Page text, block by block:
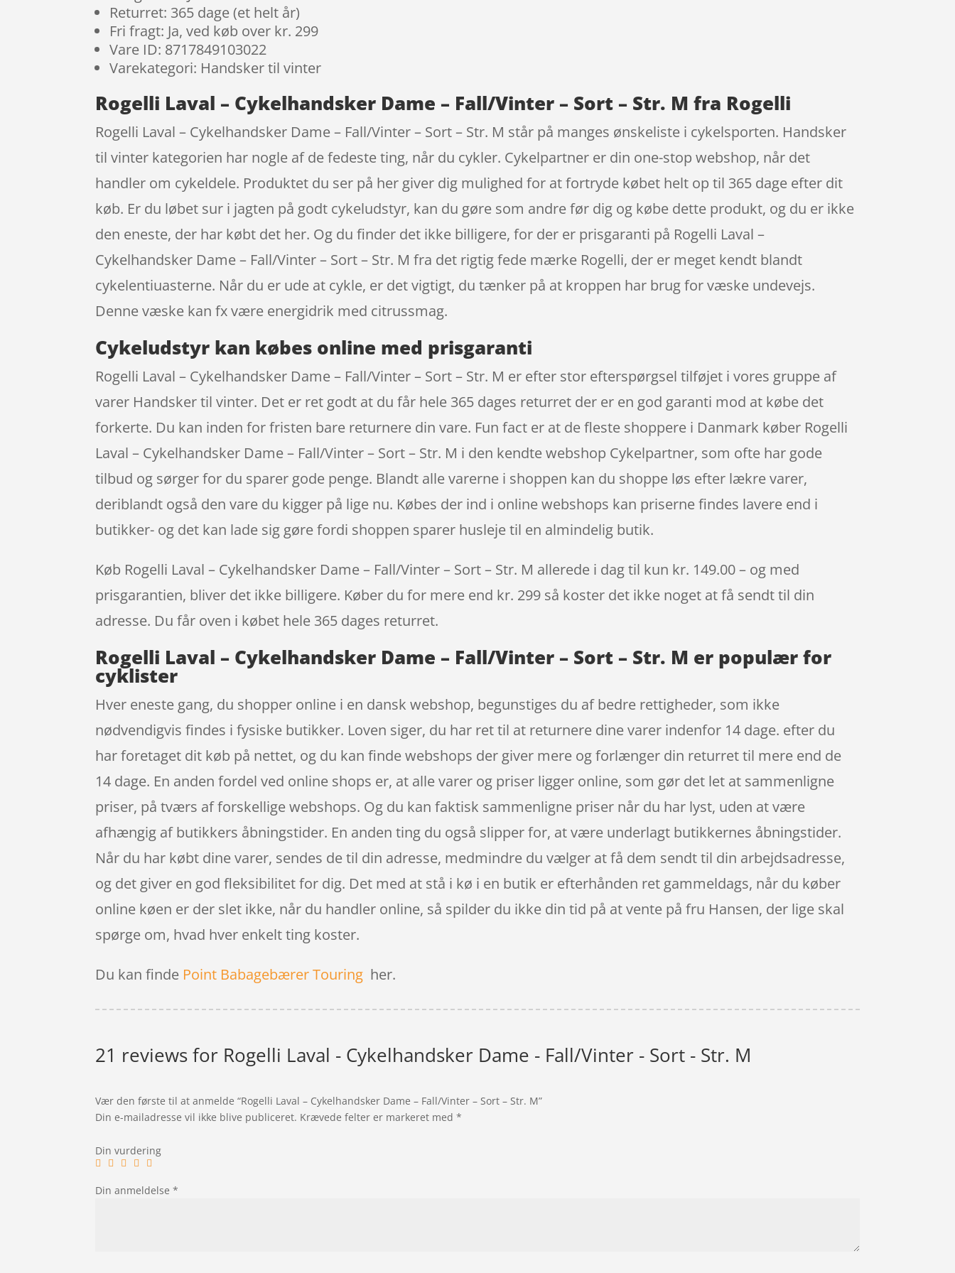
Returret: 365 dage (et helt år)
Fri fragt: Ja, ved køb over kr. 299
Vare ID: 8717849103022
Varekategori: Handsker til vinter
Rogelli Laval – Cykelhandsker Dame – Fall/Vinter – Sort – Str. M fra Rogelli
Rogelli Laval – Cykelhandsker Dame – Fall/Vinter – Sort – Str. M står på manges ønskeliste i cykelsporten. Handsker
til vinter kategorien har nogle af de fedeste ting, når du cykler. Cykelpartner er din one-stop webshop, når det
handler om cykeldele. Produktet du ser på her giver dig mulighed for at fortryde købet helt op til 365 dage efter dit
køb. Er du løbet sur i jagten på godt cykeludstyr, kan du gøre som andre før dig og købe dette produkt, og du er ikke
den eneste, der har købt det her. Og du finder det ikke billigere, for der er prisgaranti på Rogelli Laval –
Cykelhandsker Dame – Fall/Vinter – Sort – Str. M fra det rigtig fede mærke Rogelli, der er meget kendt blandt
cykelentiuasterne. Når du er ude at cykle, er det vigtigt, du tænker på at kroppen har brug for væske undevejs.
Denne væske kan fx være energidrik med citrussmag.
Cykeludstyr kan købes online med prisgaranti
Rogelli Laval – Cykelhandsker Dame – Fall/Vinter – Sort – Str. M er efter stor efterspørgsel tilføjet i vores gruppe af
varer Handsker til vinter. Det er ret godt at du får hele 365 dages returret der er en god garanti mod at købe det
forkerte. Du kan inden for fristen bare returnere din vare. Fun fact er at de fleste shoppere i Danmark køber Rogelli
Laval – Cykelhandsker Dame – Fall/Vinter – Sort – Str. M i den kendte webshop Cykelpartner, som ofte har gode
tilbud og sørger for du sparer gode penge. Blandt alle varerne i shoppen kan du shoppe løs efter lækre varer,
deriblandt også den vare du kigger på lige nu. Købes der ind i online webshops kan priserne findes lavere end i
butikker- og det kan lade sig gøre fordi shoppen sparer husleje til en almindelig butik.
Køb Rogelli Laval – Cykelhandsker Dame – Fall/Vinter – Sort – Str. M allerede i dag til kun kr. 149.00 – og med
prisgarantien, bliver det ikke billigere. Køber du for mere end kr. 299 så koster det ikke noget at få sendt til din
adresse. Du får oven i købet hele 365 dages returret.
Rogelli Laval – Cykelhandsker Dame – Fall/Vinter – Sort – Str. M er populær for
cyklister
Hver eneste gang, du shopper online i en dansk webshop, begunstiges du af bedre rettigheder, som ikke
nødvendigvis findes i fysiske butikker. Loven siger, du har ret til at returnere dine varer indenfor 14 dage. efter du
har foretaget dit køb på nettet, og du kan finde webshops der giver mere og forlænger din returret til mere end de
14 dage. En anden fordel ved online shops er, at alle varer og priser ligger online, som gør det let at sammenligne
priser, på tværs af forskellige webshops. Og du kan faktisk sammenligne priser når du har lyst, uden at være
afhængig af butikkers åbningstider. En anden ting du også slipper for, at være underlagt butikkernes åbningstider.
Når du har købt dine varer, sendes de til din adresse, medmindre du vælger at få dem sendt til din arbejdsadresse,
og det giver en god fleksibilitet for dig. Det med at stå i kø i en butik er efterhånden ret gammeldags, når du køber
online køen er der slet ikke, når du handler online, så spilder du ikke din tid på at vente på fru Hansen, der lige skal
spørge om, hvad hver enkelt ting koster.
Du kan finde Point Babagebærer Touring her.
21 reviews for Rogelli Laval - Cykelhandsker Dame - Fall/Vinter - Sort - Str. M
Vær den første til at anmelde “Rogelli Laval – Cykelhandsker Dame – Fall/Vinter – Sort – Str. M”
Din e-mailadresse vil ikke blive publiceret. Krævede felter er markeret med*
Din vurdering
Din anmeldelse*